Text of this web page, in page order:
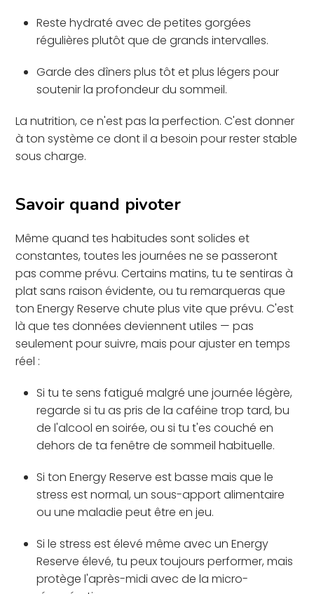
Reste hydraté avec de petites gorgées
régulières plutôt que de grands intervalles.
Garde des dîners plus tôt et plus légers pour
soutenir la profondeur du sommeil.
La nutrition, ce n'est pas la perfection. C'est donner
à ton système ce dont il a besoin pour rester stable
sous charge.
Savoir quand pivoter
Même quand tes habitudes sont solides et
constantes, toutes les journées ne se passeront
pas comme prévu. Certains matins, tu te sentiras à
plat sans raison évidente, ou tu remarqueras que
ton Energy Reserve chute plus vite que prévu. C'est
là que tes données deviennent utiles — pas
seulement pour suivre, mais pour ajuster en temps
réel :
Si tu te sens fatigué malgré une journée légère,
regarde si tu as pris de la caféine trop tard, bu
de l'alcool en soirée, ou si tu t'es couché en
dehors de ta fenêtre de sommeil habituelle.
Si ton Energy Reserve est basse mais que le
stress est normal, un sous-apport alimentaire
ou une maladie peut être en jeu.
Si le stress est élevé même avec un Energy
Reserve élevé, tu peux toujours performer, mais
protège l'après-midi avec de la micro-